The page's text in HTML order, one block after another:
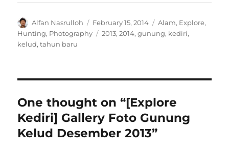
Author
Alfan Nasrulloh
Posted
on
February 15, 2014 Categories
Alam, Explore,
Hunting, Photography Tags
2013,2014,gunung, kediri,
kelud,tahun baru
One thought on “[Explore
Kediri] Gallery Foto Gunung
Kelud Desember 2013”